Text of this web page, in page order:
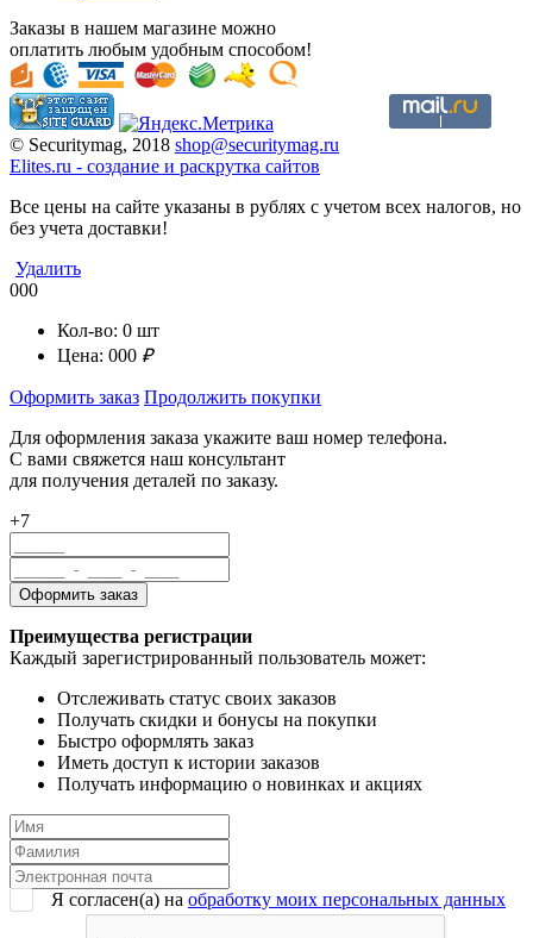
Заказы в нашем магазине можно
оплатить любым удобным способом!
© Securitymag, 2018 shop@securitymag.ru
Elites.ru - cоздание и раскрутка сайтов
Все цены на сайте указаны в рублях с учетом всех налогов, но
без учета доставки!
Удалить
000
Кол-во: 0 шт
Цена: 000 ₽
Оформить заказ Продолжить покупки
Для оформления заказа укажите ваш номер телефона.
С вами свяжется наш консультант
для получения деталей по заказу.
+7
Преимущества регистрации
Каждый зарегистрированный пользователь может:
Отслеживать статус своих заказов
Получать скидки и бонусы на покупки
Быстро оформлять заказ
Иметь доступ к истории заказов
Получать информацию о новинках и акциях
Я согласен(a) на обработку моих персональных данных